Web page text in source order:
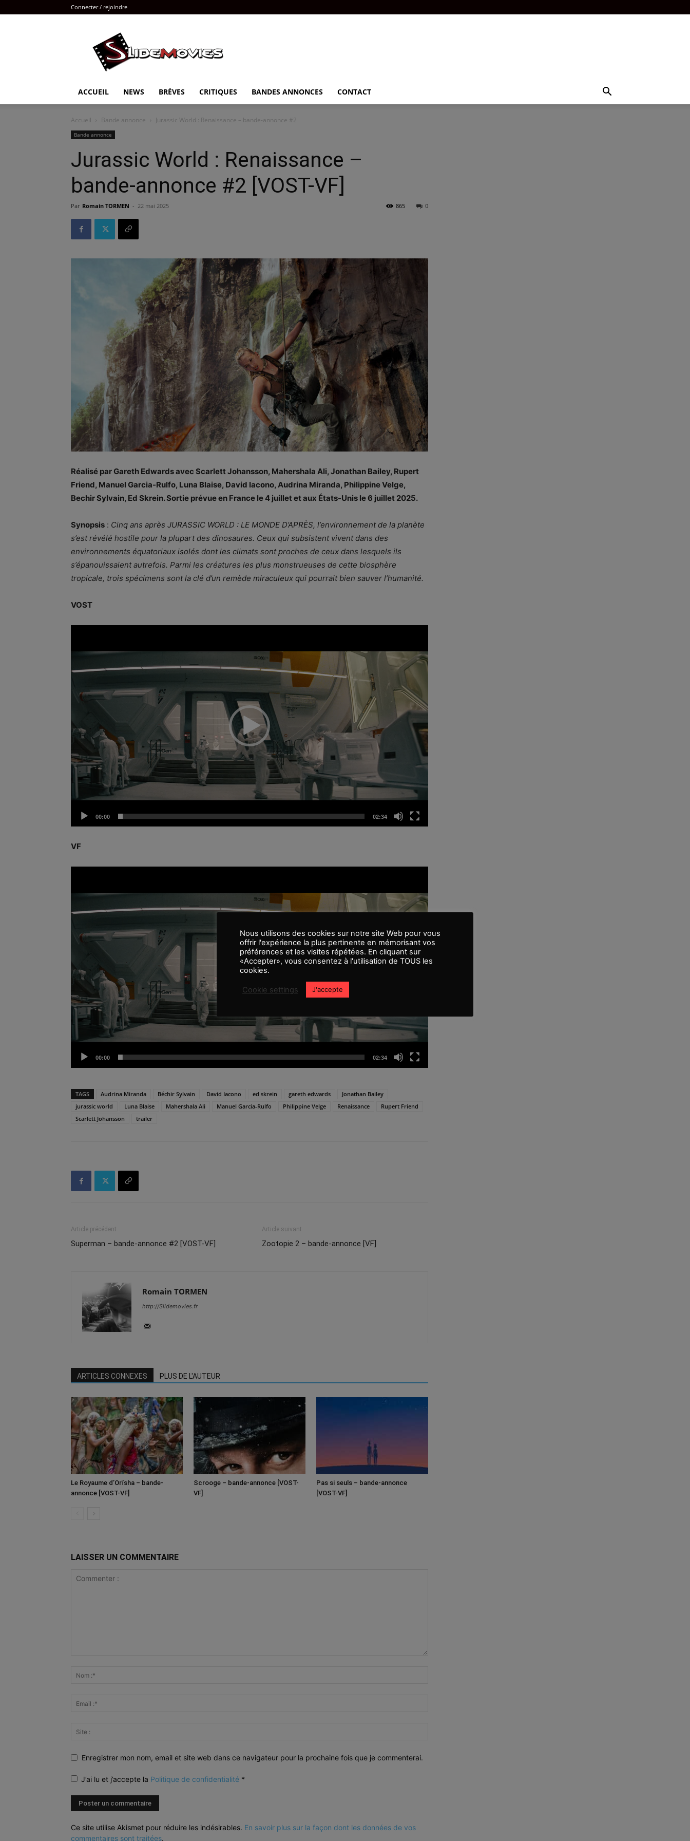
Connecter / rejoindre
ACCUEIL NEWS BRÈVES CRITIQUES BANDES ANNONCES CONTACT
Accueil Bande annonce Jurassic World : Renaissance – bande-annonce #2
Bande annonce
Jurassic World : Renaissance –
bande-annonce #2 [VOST-VF]
Par Romain TORMEN - 22 mai 2025 0
865
Réalisé par Gareth Edwards avec Scarlett Johansson, Mahershala Ali, Jonathan Bailey, Rupert
Friend, Manuel Garcia-Rulfo, Luna Blaise, David Iacono, Audrina Miranda, Philippine Velge,
Bechir Sylvain, Ed Skrein. Sortie prévue en France le 4 juillet et aux États-Unis le 6 juillet 2025.
Synopsis : Cinq ans après JURASSIC WORLD : LE MONDE D’APRÈS, l’environnement de la planète
s’est révélé hostile pour la plupart des dinosaures. Ceux qui subsistent vivent dans des
environnements équatoriaux isolés dont les climats sont proches de ceux dans lesquels ils
s’épanouissaient autrefois. Parmi les créatures les plus monstrueuses de cette biosphère
tropicale, trois spécimens sont la clé d’un remède miraculeux qui pourrait bien sauver l’humanité.
VOST
00:00 02:34
VF
00:00 02:34
TAGS Audrina Miranda Béchir Sylvain David Iacono ed skrein gareth edwards
Jonathan Bailey
jurassic world
Luna Blaise Mahershala Ali Manuel Garcia-Rulfo Philippine Velge Renaissance
Rupert Friend
Scarlett Johansson
trailer
Article précédent
Superman – bande-annonce #2 [VOST-VF]
Article suivant
Zootopie 2 – bande-annonce [VF]
Romain TORMEN
http://Slidemovies.fr
ARTICLES CONNEXES PLUS DE L'AUTEUR
Le Royaume d’Orïsha – bande-
annonce [VOST-VF]
Scrooge – bande-annonce [VOST-
VF]
Pas si seuls – bande-annonce
[VOST-VF]
LAISSER UN COMMENTAIRE
Enregistrer mon nom, email et site web dans ce navigateur pour la prochaine fois que je commenterai.
J’ai lu et j’accepte la Politique de confidentialité *
Ce site utilise Akismet pour réduire les indésirables. En savoir plus sur la façon dont les données de vos
commentaires sont traitées.
Nous utilisons des cookies sur notre site Web pour vous
offrir l'expérience la plus pertinente en mémorisant vos
préférences et les visites répétées. En cliquant sur
«Accepter», vous consentez à l'utilisation de TOUS les
cookies.
Cookie settings J'accepte